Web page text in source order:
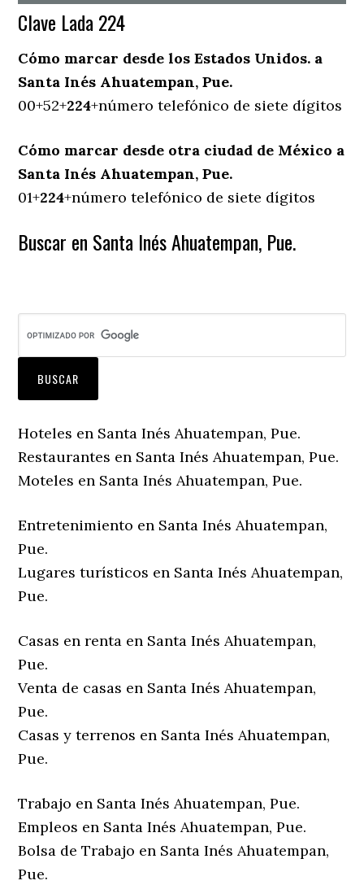
Clave Lada 224
Cómo marcar desde los Estados Unidos. a
Santa Inés Ahuatempan, Pue.
00+52+224+número telefónico de siete dígitos
Cómo marcar desde otra ciudad de México a
Santa Inés Ahuatempan, Pue.
01+224+número telefónico de siete dígitos
Buscar en Santa Inés Ahuatempan, Pue.
Hoteles en Santa Inés Ahuatempan, Pue.
Restaurantes en Santa Inés Ahuatempan, Pue.
Moteles en Santa Inés Ahuatempan, Pue.
Entretenimiento en Santa Inés Ahuatempan,
Pue.
Lugares turísticos en Santa Inés Ahuatempan,
Pue.
Casas en renta en Santa Inés Ahuatempan,
Pue.
Venta de casas en Santa Inés Ahuatempan,
Pue.
Casas y terrenos en Santa Inés Ahuatempan,
Pue.
Trabajo en Santa Inés Ahuatempan, Pue.
Empleos en Santa Inés Ahuatempan, Pue.
Bolsa de Trabajo en Santa Inés Ahuatempan,
Pue.